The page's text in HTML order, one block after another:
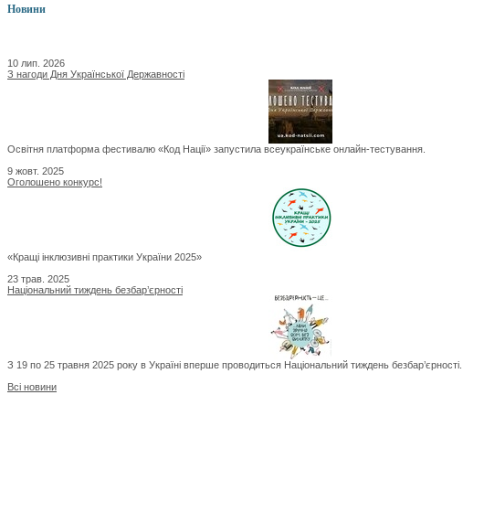
Новини
10 лип. 2026
З нагоди Дня Української Державності
Освітня платформа фестивалю «Код Нації» запустила всеукраїнське онлайн-тестування.
9 жовт. 2025
Оголошено конкурс!
«Кращі інклюзивні практики України 2025»
23 трав. 2025
Національний тиждень безбар’єрності
З 19 по 25 травня 2025 року в Україні вперше проводиться Національний тиждень безбар’єрності.
Всі новини